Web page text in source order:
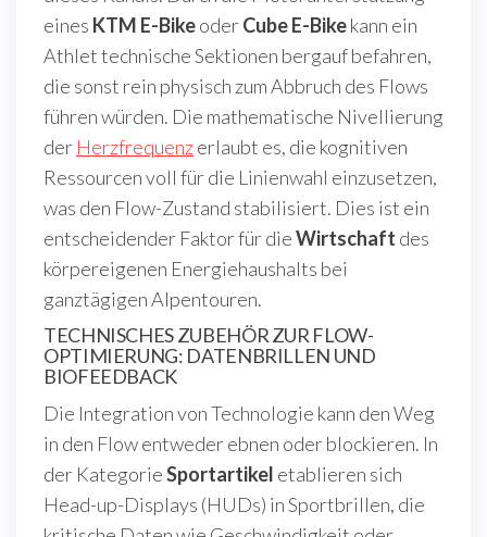
eines KTM E-BikeoderCube E-Bikekann ein
Athlet technische Sektionen bergauf befahren,
die sonst rein physisch zum Abbruch des Flows
führen würden. Die mathematische Nivellierung
der Herzfrequenzerlaubt es, die kognitiven
Ressourcen voll für die Linienwahl einzusetzen,
was den Flow-Zustand stabilisiert. Dies ist ein
entscheidender Faktor für dieWirtschaft des
körpereigenen Energiehaushalts bei
ganztägigen Alpentouren.
TECHNISCHES ZUBEHÖR ZUR FLOW-
OPTIMIERUNG: DATENBRILLEN UND
BIOFEEDBACK
Die Integration von Technologie kann den Weg
in den Flow entweder ebnen oder blockieren. In
der KategorieSportartikel etablieren sich
Head-up-Displays (HUDs) in Sportbrillen, die